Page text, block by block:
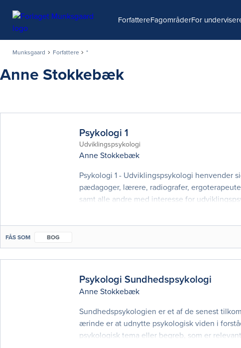
ForfattereFagområderFor
Munksgaard Forfattere *
Anne Stokkebæk
Psykologi 1
Udviklingspsykologi
Anne Stokkebæk
Psykologi 1 - Udviklingspsykologi henvender
pædagoger, lærere, radiografer,
samt alle andre med interesse for
FÅS SOM BOG
Psykologi Sundhedspsykologi
Anne Stokkebæk
Sundhedspsykologien er et af de senest
ærinde er at udnytte psykologisk viden i
psykologisk tema eller begreb, som er